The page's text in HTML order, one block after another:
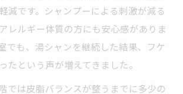
減です。シャンプーによる刺激が減る
レルギー体質の方にも安心感がありま
でも、湯シャンを継続した結果、フケ
たという声が増えてきました。
では皮脂バランスが整うまでに多少の